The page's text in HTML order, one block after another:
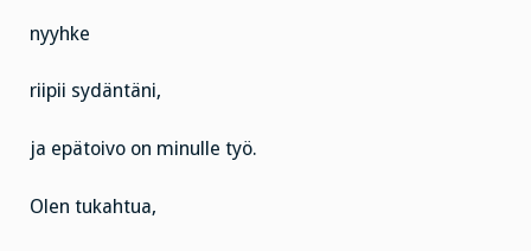
nyyhke
riipii sydäntäni,
ja epätoivo on minulle työ.
Olen tukahtua,